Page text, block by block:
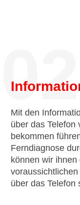
Mit den
über das Telefon
bekommen
Ferndiagnose
können wir ihnen
über das Telefon